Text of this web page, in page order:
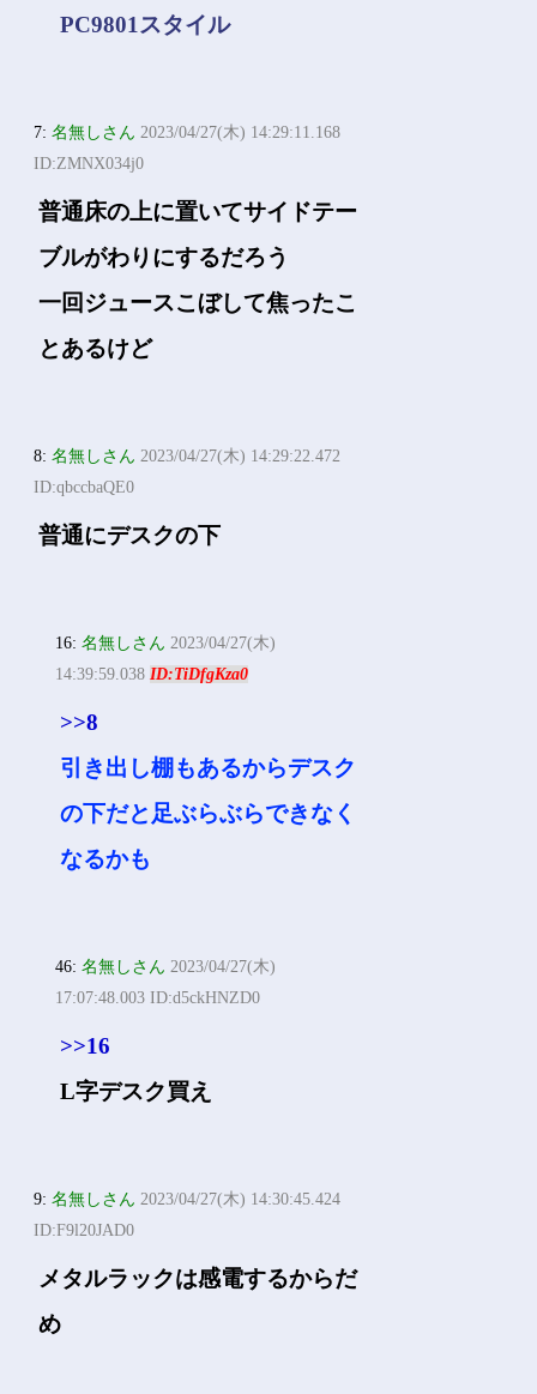
PC9801スタイル
7:名無しさん 2023/04/27(木) 14:29:11.168
ID:ZMNX034j0
普通床の上に置いてサイドテー
ブルがわりにするだろう
一回ジュースこぼして焦ったこ
とあるけど
8:名無しさん 2023/04/27(木) 14:29:22.472
ID:qbccbaQE0
普通にデスクの下
16:名無しさん 2023/04/27(木)
14:39:59.038ID:TiDfgKza0
>>8
引き出し棚もあるからデスク
の下だと足ぶらぶらできなく
なるかも
46:名無しさん 2023/04/27(木)
17:07:48.003 ID:d5ckHNZD0
>>16
L字デスク買え
9:名無しさん 2023/04/27(木) 14:30:45.424
ID:F9l20JAD0
メタルラックは感電するからだ
め